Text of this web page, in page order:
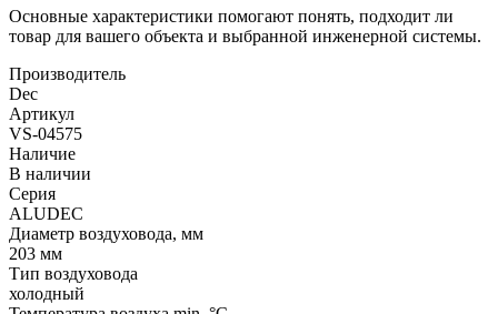
Основные характеристики помогают понять, подходит ли
товар для вашего объекта и выбранной инженерной системы.
Производитель
Dec
Артикул
VS-04575
Наличие
В наличии
Серия
ALUDEC
Диаметр воздуховода, мм
203 мм
Тип воздуховода
холодный